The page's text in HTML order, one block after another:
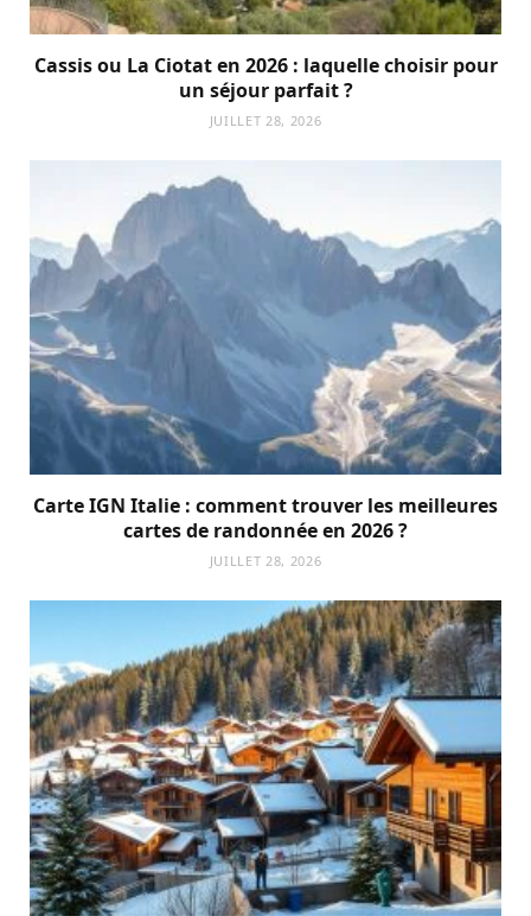
Cassis ou La Ciotat en 2026 : laquelle choisir pour
un séjour parfait ?
JUILLET 28, 2026
Carte IGN Italie : comment trouver les meilleures
cartes de randonnée en 2026 ?
JUILLET 28, 2026